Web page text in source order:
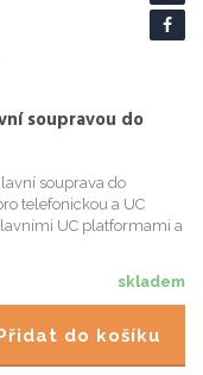
soupravou do
souprava do
telefonickou a UC
UC platformami a
skladem
Přidat do košíku